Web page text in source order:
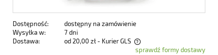
Dostępność:
dostępny na zamówienie
Wysyłka w:
7 dni
Dostawa:
od 20,00 zł - Kurier GLS
Cena nie zawiera ewentualnych kosztów płatnościsprawdź formy dostawy